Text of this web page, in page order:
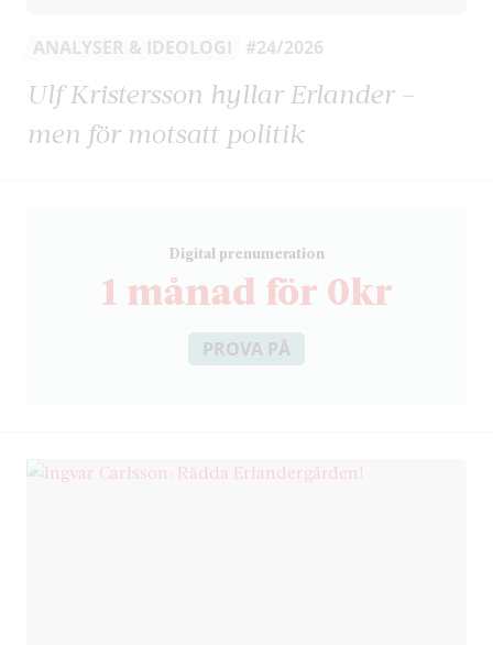
ANALYSER & IDEOLOGI #24/2026
Ulf Kristersson hyllar Erlander –
men för motsatt politik
Digital prenumeration
1 månad för 0kr
PROVA PÅ